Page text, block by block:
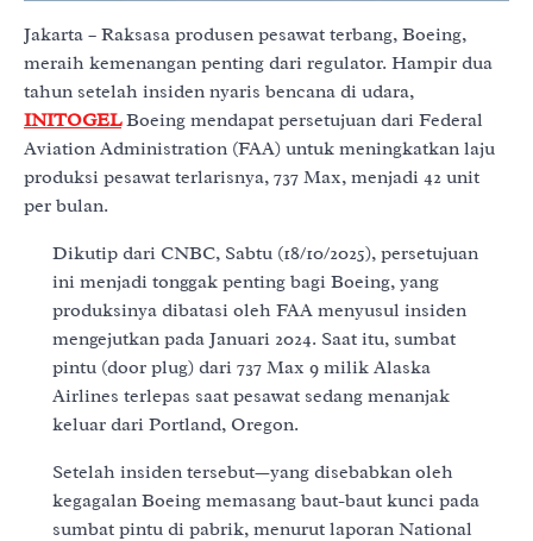
Jakarta – Raksasa produsen pesawat terbang, Boeing,
meraih kemenangan penting dari regulator. Hampir dua
tahun setelah insiden nyaris bencana di udara,
INITOGEL Boeing mendapat persetujuan dari Federal
Aviation Administration (FAA) untuk meningkatkan laju
produksi pesawat terlarisnya, 737 Max, menjadi 42 unit
per bulan.
Dikutip dari CNBC, Sabtu (18/10/2025), persetujuan
ini menjadi tonggak penting bagi Boeing, yang
produksinya dibatasi oleh FAA menyusul insiden
mengejutkan pada Januari 2024. Saat itu, sumbat
pintu (door plug) dari 737 Max 9 milik Alaska
Airlines terlepas saat pesawat sedang menanjak
keluar dari Portland, Oregon.
Setelah insiden tersebut—yang disebabkan oleh
kegagalan Boeing memasang baut-baut kunci pada
sumbat pintu di pabrik, menurut laporan National